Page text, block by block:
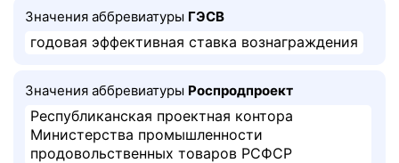
Значения аббревиатуры ГЭСВ
годовая эффективная ставка вознаграждения
Значения аббревиатуры Роспродпроект
Республиканская проектная контора
Министерства промышленности
продовольственных товаров РСФСР